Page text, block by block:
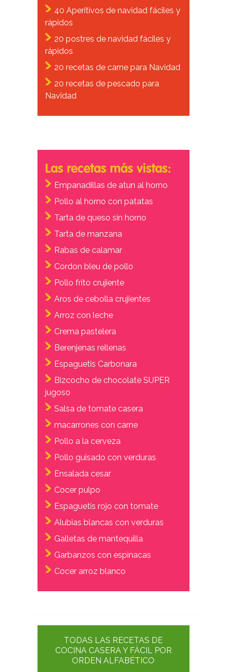
40 Aperitivos de navidad fáciles y
rápidos
20 postres de navidad fáciles y
rápidos
20 recetas de carne para Navidad
20 recetas de pescado para
Navidad
Las recetas más vistas:
Empanadillas de atun al horno
Pollo al horno con patatas
Tarta de queso sin horno
Tarta de manzana
Rabas de calamar
Cordon bleu de pollo
Pollo frito crujiente
Aros de cebolla crujientes
Arroz con leche
Crema pastelera
Berenjenas rellenas
Espaguetis Carbonara
Bizcocho de chocolate SUPER
jugoso
Salsa de tomate casera
macarrones con carne
Pollo a la cerveza
Pollo guisado con verduras
Ensalada cesar
Cocer pulpo
Espaguetis rojo con tomate
Alubias blancas con verduras
Galletas de mantequilla
Garbanzos con espinacas
Cocer arroz blanco
TODAS LAS RECETAS DE
COCINA CASERA Y FÁCIL POR
ORDEN ALFABÉTICO